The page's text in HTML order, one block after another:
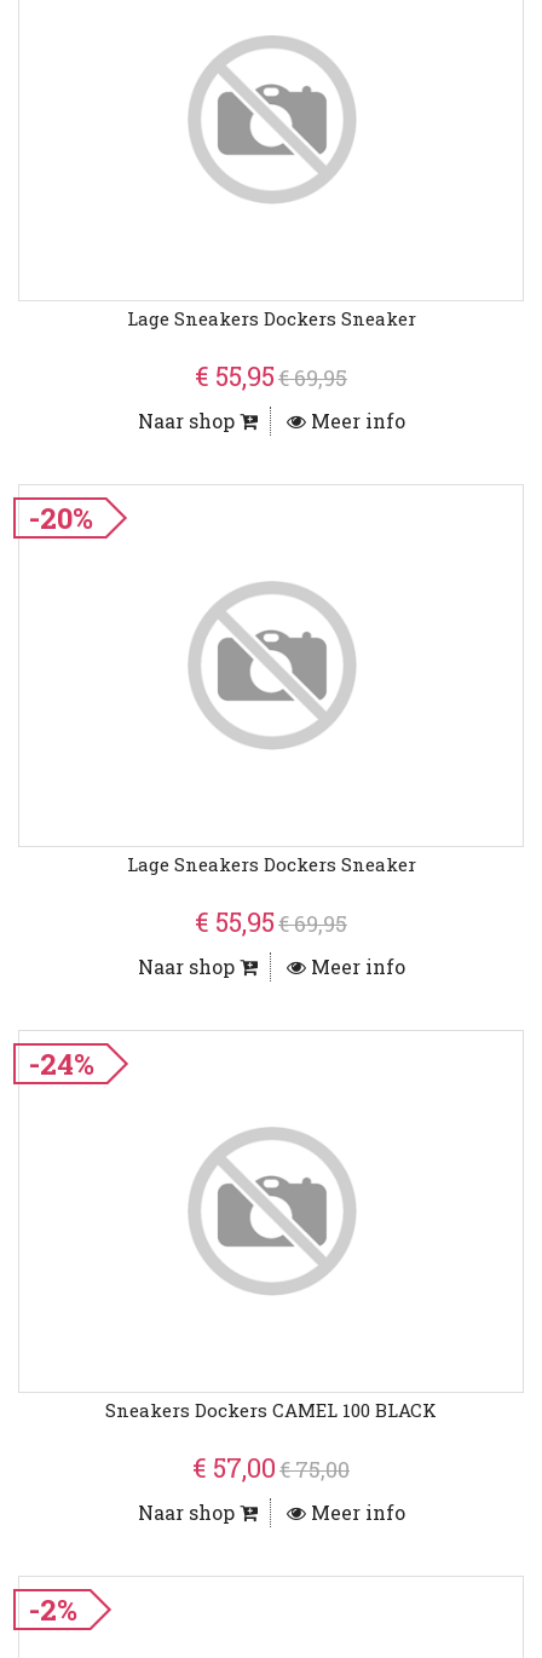
Lage Sneakers Dockers Sneaker
€ 55,95€ 69,95
Naar shop Meer info
-20%
Lage Sneakers Dockers Sneaker
€ 55,95€ 69,95
Naar shop Meer info
-24%
Sneakers Dockers CAMEL 100 BLACK
€ 57,00€ 75,00
Naar shop Meer info
-2%